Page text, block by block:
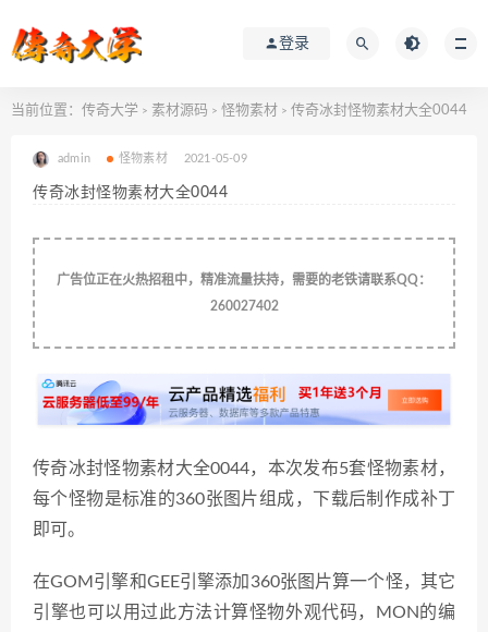
登录
当前位置： 传奇大学 > 素材源码 > 怪物素材 > 传奇冰封怪物素材大全0044
admin 怪物素材 2021-05-09
传奇冰封怪物素材大全0044
广告位正在火热招租中，精准流量扶持，需要的老铁请联系QQ：
260027402
传奇冰封怪物素材大全0044，本次发布5套怪物素材，
每个怪物是标准的360张图片组成，下载后制作成补丁
即可。
在GOM引擎和GEE引擎添加 360张图片算一个怪，其它
引擎也可以用过此方法计算怪物外观代码，MON的编